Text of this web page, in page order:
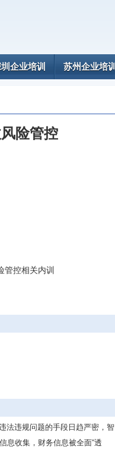
企业培训 苏州企业培训
险管控
管控相关内训
法违规问题的手段日趋严密，智
息收集，财务信息被全面“透